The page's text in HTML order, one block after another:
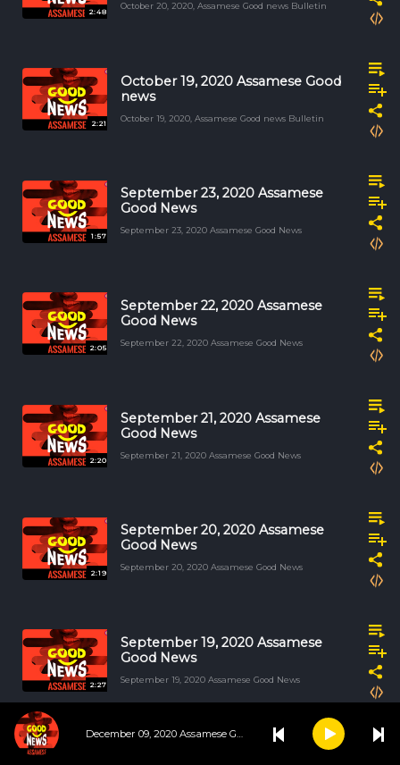
December 09, 2020 Assamese Good News
2:48
October 20, 2020, Assamese Good news Bulletin
2:21
October 19, 2020 Assamese Good
news
October 19, 2020, Assamese Good news Bulletin
1:57
September 23, 2020 Assamese
Good News
September 23, 2020 Assamese Good News
2:05
September 22, 2020 Assamese
Good News
September 22, 2020 Assamese Good News
2:20
September 21, 2020 Assamese
Good News
September 21, 2020 Assamese Good News
2:19
September 20, 2020 Assamese
Good News
September 20, 2020 Assamese Good News
2:27
September 19, 2020 Assamese
Good News
September 19, 2020 Assamese Good News